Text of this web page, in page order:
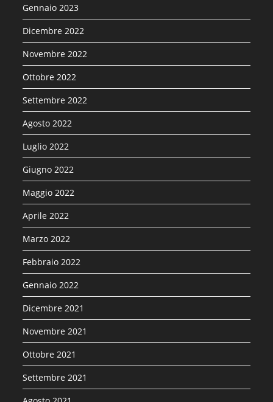
Gennaio 2023
Dicembre 2022
Novembre 2022
Ottobre 2022
Settembre 2022
Agosto 2022
Luglio 2022
Giugno 2022
Maggio 2022
Aprile 2022
Marzo 2022
Febbraio 2022
Gennaio 2022
Dicembre 2021
Novembre 2021
Ottobre 2021
Settembre 2021